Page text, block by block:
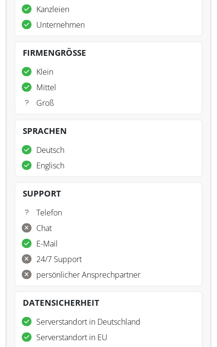
Kanzleien
Unternehmen
FIRMENGRÖSSE
Klein
Mittel
Groß
SPRACHEN
Deutsch
Englisch
SUPPORT
Telefon
Chat
E-Mail
24/7 Support
persönlicher Ansprechpartner
DATENSICHERHEIT
Serverstandort in Deutschland
Serverstandort in EU